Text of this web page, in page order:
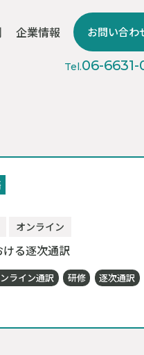
企業情報 お問い合わ
Tel.06-
HOME- 通訳・翻訳 対応事例
オンライン
る逐次通訳
ライン通訳 研修 逐次通訳